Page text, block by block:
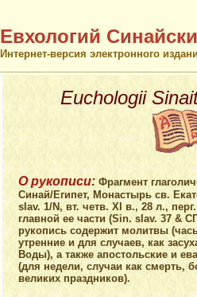
Евхологий
Интернет-версия электронного
Euchologii
О рукописи: Фрагмент
Синай/Египет, Монастырь св.
slav. 1/N, вт. четв. XI в., 28 л.,
главной ее части (Sin. slav. 37 &
рукопись содержит молитвы
утренние и для случаев, как
Воды), а также апостольские и
(для недели, случаи как смерть,
великих праздников).